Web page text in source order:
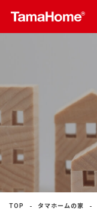
注文住宅
戸建分譲
リフォーム
TOP タマホームの家